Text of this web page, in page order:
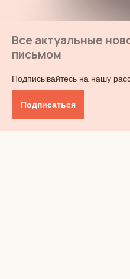
Все актуальные
письмом
Подписывайтесь на нашу
Подписаться